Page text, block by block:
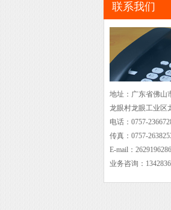
联系我们
地址：广东省佛山
龙眼村龙眼工业区
电话：0757-
传真：0757-
E-mail：
业务咨询：